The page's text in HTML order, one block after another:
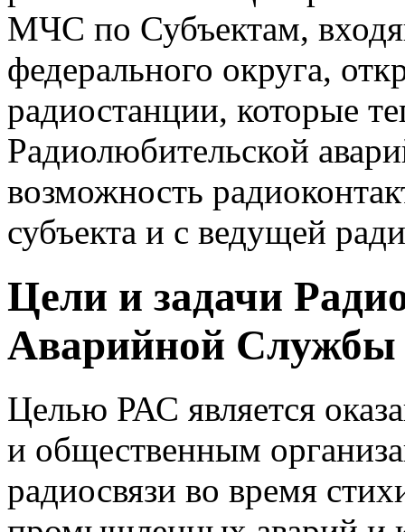
МЧС по Субъектам,
федерального округа,
радиостанции, которые
Радиолюбительской
возможность
субъекта и с ведущей
Цели и задачи
Аварийной Службы
Целью РАС является
и общественным
радиосвязи во время